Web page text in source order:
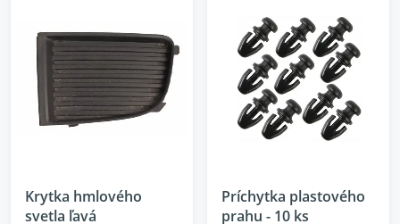
Krytka hmlového
svetla ľavá
Príchytka plastového
prahu - 10 ks